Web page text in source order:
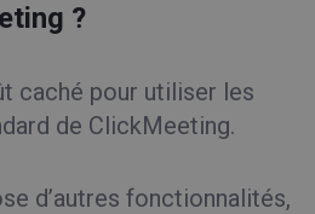
?
caché pour utiliser les
de ClickMeeting.
d’autres fonctionnalités,